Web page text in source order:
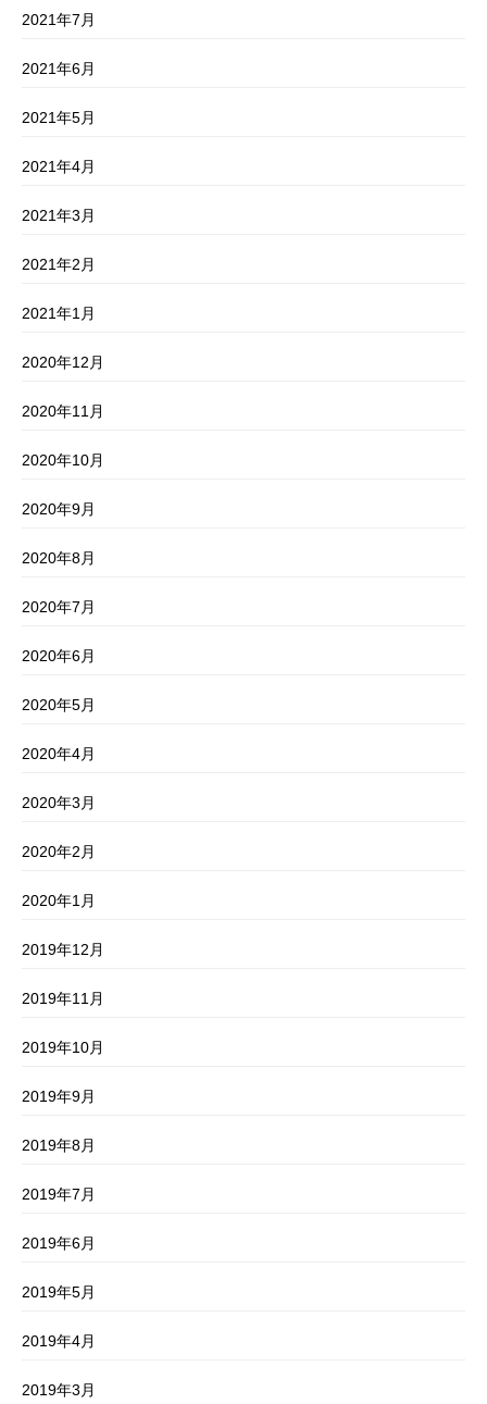
2021年7月
2021年6月
2021年5月
2021年4月
2021年3月
2021年2月
2021年1月
2020年12月
2020年11月
2020年10月
2020年9月
2020年8月
2020年7月
2020年6月
2020年5月
2020年4月
2020年3月
2020年2月
2020年1月
2019年12月
2019年11月
2019年10月
2019年9月
2019年8月
2019年7月
2019年6月
2019年5月
2019年4月
2019年3月